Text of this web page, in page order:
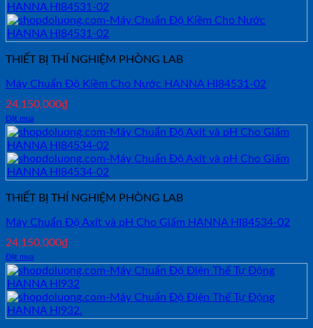
THIẾT BỊ THÍ NGHIỆM PHÒNG LAB
Máy Chuẩn Độ Kiềm Cho Nước HANNA HI84531-02
24,150,000₫
Đặt mua
THIẾT BỊ THÍ NGHIỆM PHÒNG LAB
Máy Chuẩn Độ Axit và pH Cho Giấm HANNA HI84534-02
24,150,000₫
Đặt mua